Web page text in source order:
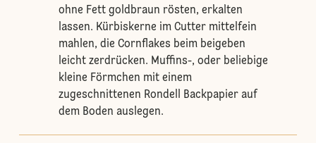
ohne Fett goldbraun rösten, erkalten
lassen. Kürbiskerne im Cutter mittelfein
mahlen, die Cornflakes beim beigeben
leicht zerdrücken. Muffins-, oder beliebige
kleine Förmchen mit einem
zugeschnittenen Rondell Backpapier auf
dem Boden auslegen.